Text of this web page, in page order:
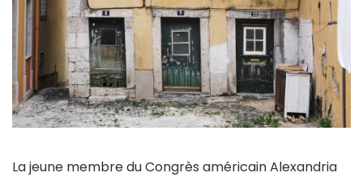
La jeune membre du Congrès américain Alexandria